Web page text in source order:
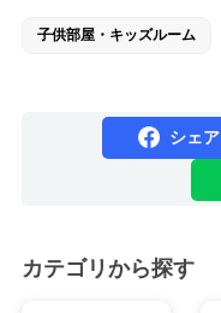
子供部屋・キッズルーム
シェア
カテゴリから探す